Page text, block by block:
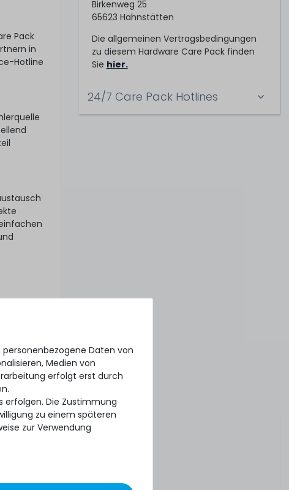
Pack
in
Hotline
drei
oder
Birkenweg 25
65623 Hahnstätten
Die allgemeinen Vertragsbedingungen
zu diesem Hardware Care Pack finden
Sie hier.
24/7 Care Pack Hotlines
Daten von
Medien von
erfolgt erst durch
erfolgen. Die Zustimmung
zu einem späteren
zur Verwendung